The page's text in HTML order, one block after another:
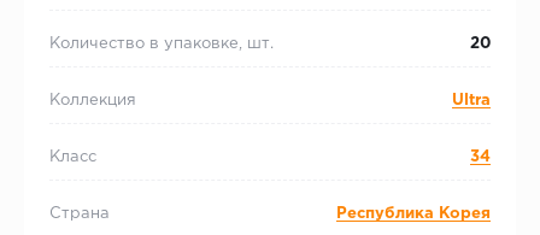
Количество в упаковке, шт. 20
Коллекция Ultra
Класс 34
Страна Республика Корея